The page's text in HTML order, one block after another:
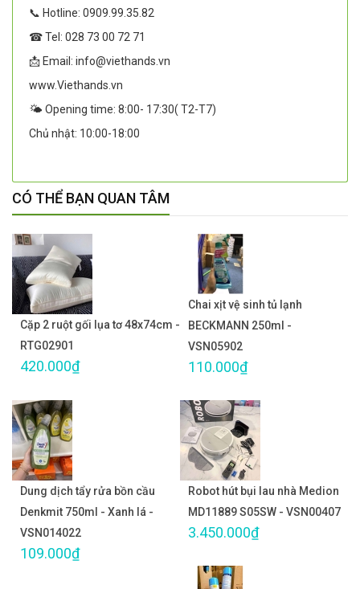
📞 Hotline: 0909.99.35.82
☎ Tel: 028 73 00 72 71
📩 Email: info@viethands.vn
www.Viethands.vn
🌤️ Opening time: 8:00- 17:30( T2-T7)
Chủ nhật: 10:00-18:00
CÓ THỂ BẠN QUAN TÂM
Cặp 2 ruột gối lụa tơ 48x74cm -
RTG02901
420.000₫
Chai xịt vệ sinh tủ lạnh
BECKMANN 250ml -
VSN05902
110.000₫
Dung dịch tẩy rửa bồn cầu
Denkmit 750ml - Xanh lá -
VSN014022
109.000₫
Robot hút bụi lau nhà Medion
MD11889 S05SW - VSN00407
3.450.000₫